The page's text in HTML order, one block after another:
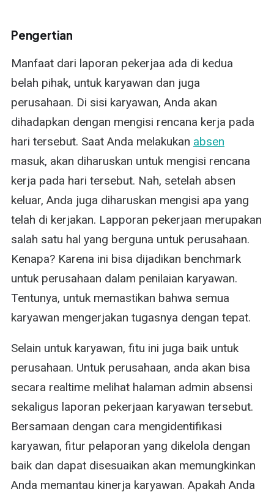
Pengertian
Manfaat dari laporan pekerjaa ada di kedua
belah pihak, untuk karyawan dan juga
perusahaan. Di sisi karyawan, Anda akan
dihadapkan dengan mengisi rencana kerja pada
hari tersebut. Saat Anda melakukan absen
masuk, akan diharuskan untuk mengisi rencana
kerja pada hari tersebut. Nah, setelah absen
keluar, Anda juga diharuskan mengisi apa yang
telah di kerjakan. Lapporan pekerjaan merupakan
salah satu hal yang berguna untuk perusahaan.
Kenapa? Karena ini bisa dijadikan benchmark
untuk perusahaan dalam penilaian karyawan.
Tentunya, untuk memastikan bahwa semua
karyawan mengerjakan tugasnya dengan tepat.
Selain untuk karyawan, fitu ini juga baik untuk
perusahaan. Untuk perusahaan, anda akan bisa
secara realtime melihat halaman admin absensi
sekaligus laporan pekerjaan karyawan tersebut.
Bersamaan dengan cara mengidentifikasi
karyawan, fitur pelaporan yang dikelola dengan
baik dan dapat disesuaikan akan memungkinkan
Anda memantau kinerja karyawan. Apakah Anda